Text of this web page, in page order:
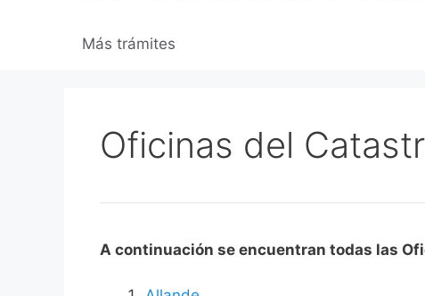
Más trámites
Oficinas del
A continuación se encuentran todas las